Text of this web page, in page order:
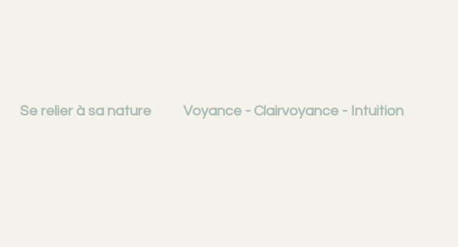
Se relier à sa nature Voyance - Clairvoyance - Intuition